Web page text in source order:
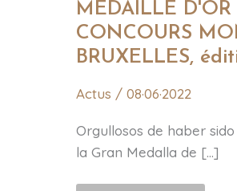
MÉDAILLE D'OR
CONCOURS
BRUXELLES,
Actus / 08·06·2022
Orgullosos de haber
la Gran Medalla de […]
AU
CONCOURS
MONDIAL
DE
BRUXELLES,
2022